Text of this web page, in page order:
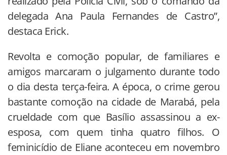
delegada Ana Paula Fernandes de Castro”,
destaca Erick.
Revolta e comoção popular, de familiares e
amigos marcaram o julgamento durante todo
o dia desta terça-feira. A época, o crime gerou
bastante comoção na cidade de Marabá, pela
crueldade com que Basílio assassinou a ex-
esposa, com quem tinha quatro filhos. O
feminicídio de Eliane aconteceu em novembro